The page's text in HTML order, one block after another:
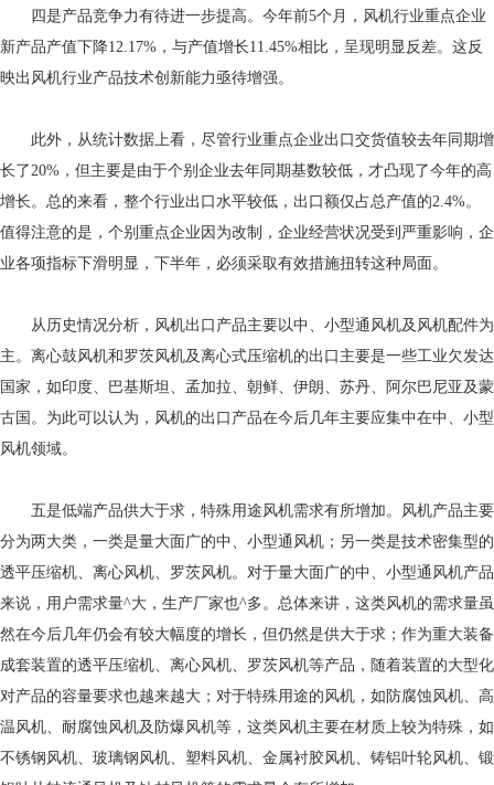
四是产品竞争力有待进一步提高。今年前5个月，风机行业重点企业
新产品产值下降12.17%，与产值增长11.45%相比，呈现明显反差。这反
映出风机行业产品技术创新能力亟待增强。
此外，从统计数据上看，尽管行业重点企业出口交货值较去年同期增
长了20%，但主要是由于个别企业去年同期基数较低，才凸现了今年的高
增长。总的来看，整个行业出口水平较低，出口额仅占总产值的2.4%。
值得注意的是，个别重点企业因为改制，企业经营状况受到严重影响，企
业各项指标下滑明显，下半年，必须采取有效措施扭转这种局面。
从历史情况分析，风机出口产品主要以中、小型通风机及风机配件为
主。离心鼓风机和罗茨风机及离心式压缩机的出口主要是一些工业欠发达
国家，如印度、巴基斯坦、孟加拉、朝鲜、伊朗、苏丹、阿尔巴尼亚及蒙
古国。为此可以认为，风机的出口产品在今后几年主要应集中在中、小型
风机领域。
五是低端产品供大于求，特殊用途风机需求有所增加。风机产品主要
分为两大类，一类是量大面广的中、小型通风机；另一类是技术密集型的
透平压缩机、离心风机、罗茨风机。对于量大面广的中、小型通风机产品
来说，用户需求量^大，生产厂家也^多。总体来讲，这类风机的需求量虽
然在今后几年仍会有较大幅度的增长，但仍然是供大于求；作为重大装备
成套装置的透平压缩机、离心风机、罗茨风机等产品，随着装置的大型化
对产品的容量要求也越来越大；对于特殊用途的风机，如防腐蚀风机、高
温风机、耐腐蚀风机及防爆风机等，这类风机主要在材质上较为特殊，如
不锈钢风机、玻璃钢风机、塑料风机、金属衬胶风机、铸铝叶轮风机、锻